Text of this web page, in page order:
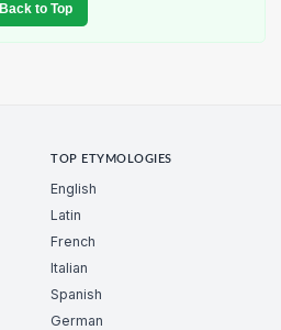
Back to Top
TOP ETYMOLOGIES
English
Latin
French
Italian
Spanish
German